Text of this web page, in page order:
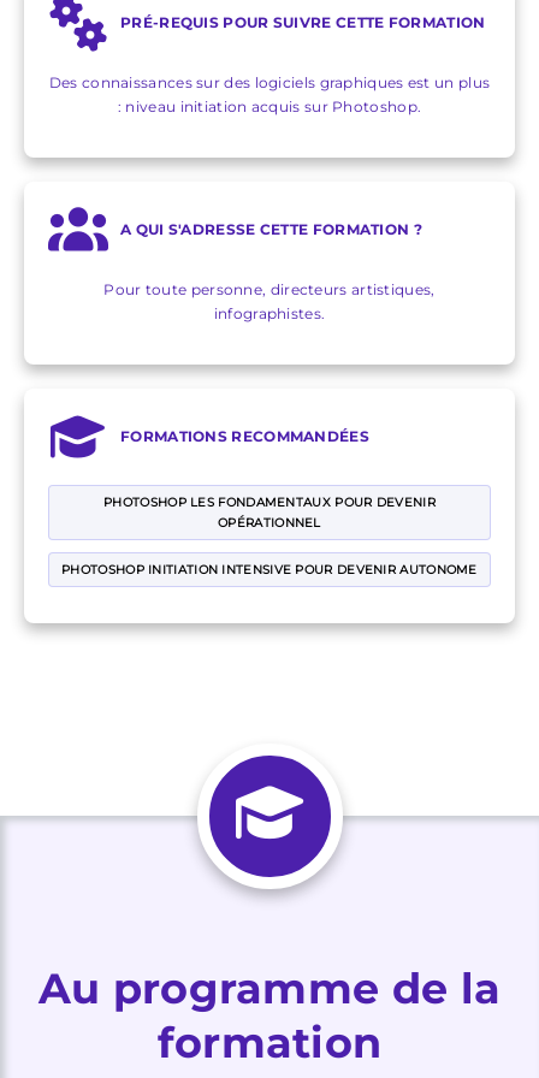
PRÉ-REQUIS POUR SUIVRE CETTE FORMATION
Des connaissances sur des logiciels graphiques est un plus
: niveau initiation acquis sur Photoshop.
A QUI S'ADRESSE CETTE FORMATION ?
Pour toute personne, directeurs artistiques,
infographistes.
FORMATIONS RECOMMANDÉES
PHOTOSHOP LES FONDAMENTAUX POUR DEVENIR
OPÉRATIONNEL
PHOTOSHOP INITIATION INTENSIVE POUR DEVENIR AUTONOME
Au programme de la
formation